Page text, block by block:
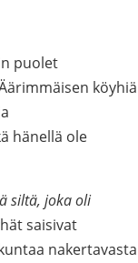
puolet
köyhiä
hänellä ole
siltä, joka oli
saisivat
nakertavasta